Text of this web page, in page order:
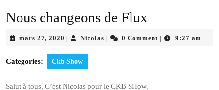
Nous changeons de Flux
mars 27, 2020 mars
2020
Nicolas Nicolas0 Comment 9:27 am
Categories: Ckb Show
Salut à tous, C’est Nicolas pour le CKB SHow.